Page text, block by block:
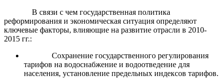
В связи с чем государственная политика
реформирования и экономическая ситуация определяют
ключевые факторы, влияющие на развитие отрасли в 2010-
2015 гг.:
Сохранение государственного регулирования
тарифов на водоснабжение и водоотведение для
населения, установление предельных индексов тарифов.